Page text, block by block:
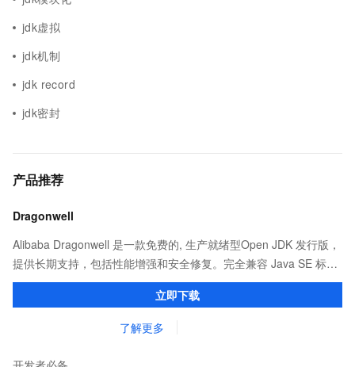
jdk虚拟
jdk机制
jdk record
jdk密封
产品推荐
Dragonwell
Alibaba Dragonwell 是一款免费的, 生产就绪型Open JDK 发行版，
提供长期支持，包括性能增强和安全修复。完全兼容 Java SE 标
准，您可以在任何常用操作系统（包括 Linux、Windows 和
macOS）上开发 Java 应用程序。立即下载
了解更多